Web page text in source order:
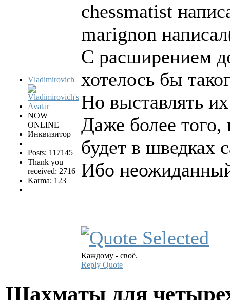
Vladimirovich
NOW
ONLINE
Инквизитор
Posts: 117145
Thank you
received: 2716
Karma: 123
chessmatist
marignon
C расширением
хотелось бы
Но выставлять
Даже более того,
будет в шведках
Ибо
Каждому - своё.
Reply Quote
Шахматы для